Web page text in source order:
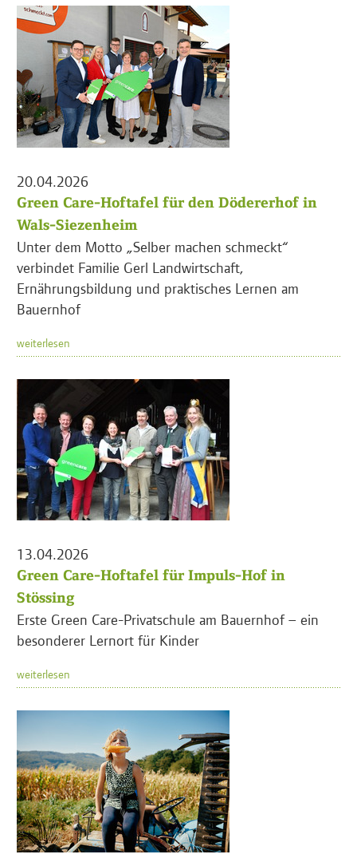
20.04.2026
Green Care-Hoftafel für den Dödererhof in
Wals-Siezenheim
Unter dem Motto „Selber machen schmeckt“
verbindet Familie Gerl Landwirtschaft,
Ernährungsbildung und praktisches Lernen am
Bauernhof
weiterlesen
13.04.2026
Green Care-Hoftafel für Impuls-Hof in
Stössing
Erste Green Care-Privatschule am Bauernhof – ein
besonderer Lernort für Kinder
weiterlesen